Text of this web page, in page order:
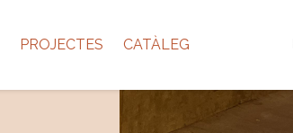
PROJECTES CATÀLEG